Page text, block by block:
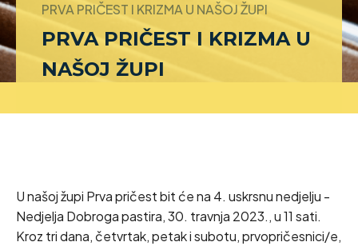
PRVA PRIČEST I KRIZMA U NAŠOJ ŽUPI
PRVA PRIČEST I KRIZMA U
NAŠOJ ŽUPI
U našoj župi Prva pričest bit će na 4. uskrsnu nedjelju -
Nedjelja Dobroga pastira, 30. travnja 2023., u 11 sati.
Kroz tri dana, četvrtak, petak i subotu, prvopričesnici/e,